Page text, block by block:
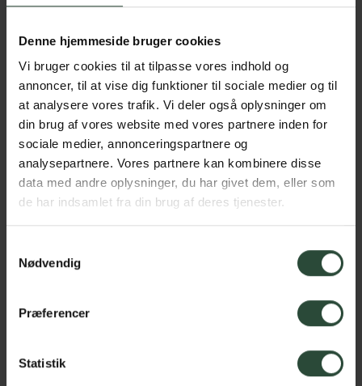
Denne hjemmeside bruger cookies
Vi bruger cookies til at tilpasse vores indhold og
annoncer, til at vise dig funktioner til sociale medier og til
at analysere vores trafik. Vi deler også oplysninger om
din brug af vores website med vores partnere inden for
sociale medier, annonceringspartnere og
analysepartnere. Vores partnere kan kombinere disse
data med andre oplysninger, du har givet dem, eller som
de har indsamlet fra din brug af deres tjenester.
Nødvendig
Præferencer
Statistik
Pocheret pære - kanel iscreme -
valnødeller
Eton mess med figner og karamel
Hent og udskriv menuen her